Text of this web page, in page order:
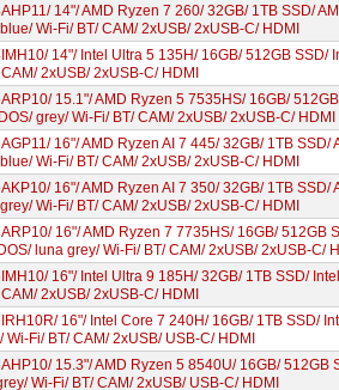
14"/ AMD Ryzen 7 260/ 32GB/ 1TB SSD/
Wi-Fi/ BT/ CAM/ 2xUSB/ 2xUSB-C/ HDMI
14"/ Intel Ultra 5 135H/ 16GB/ 512GB SSD/
2xUSB/ 2xUSB-C/ HDMI
15.1"/ AMD Ryzen 5 7535HS/ 16GB/
grey/ Wi-Fi/ BT/ CAM/ 2xUSB/ 2xUSB-C/ HDMI
16"/ AMD Ryzen AI 7 445/ 32GB/ 1TB SSD/
Wi-Fi/ BT/ CAM/ 2xUSB/ 2xUSB-C/ HDMI
16"/ AMD Ryzen AI 7 350/ 32GB/ 1TB SSD/
Wi-Fi/ BT/ CAM/ 2xUSB/ 2xUSB-C/ HDMI
16"/ AMD Ryzen 7 7735HS/ 16GB/ 512GB
luna grey/ Wi-Fi/ BT/ CAM/ 2xUSB/ 2xUSB-C/
16"/ Intel Ultra 9 185H/ 32GB/ 1TB SSD/
2xUSB/ 2xUSB-C/ HDMI
16"/ Intel Core 7 240H/ 16GB/ 1TB SSD/
Fi/ BT/ CAM/ 2xUSB/ USB-C/ HDMI
15.3"/ AMD Ryzen 5 8540U/ 16GB/ 512GB
Wi-Fi/ BT/ CAM/ 2xUSB/ USB-C/ HDMI